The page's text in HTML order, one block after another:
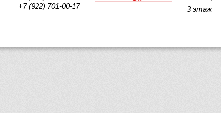
+7 (922) 701-00-17
3 этаж